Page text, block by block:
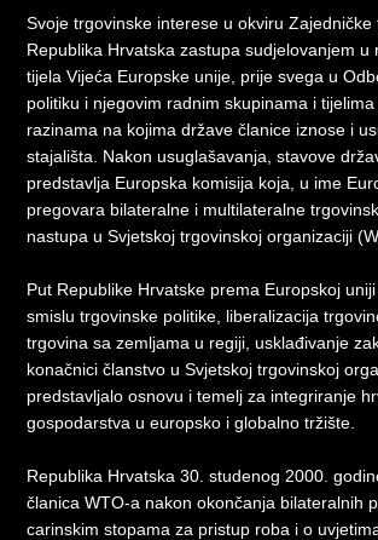
Svoje trgovinske interese u okviru
Republika Hrvatska zastupa sudjelovanjem u
tijela Vijeća Europske unije, prije svega u
politiku i njegovim radnim skupinama i
razinama na kojima države članice iznose i
stajališta. Nakon usuglašavanja, stavove
predstavlja Europska komisija koja, u ime
pregovara bilateralne i multilateralne
nastupa u Svjetskoj trgovinskoj organizaciji
Put Republike Hrvatske prema Europskoj
smislu trgovinske politike, liberalizacija
trgovina sa zemljama u regiji, usklađivanje
konačnici članstvo u Svjetskoj trgovinskoj
predstavljalo osnovu i temelj za integriranje
gospodarstva u europsko i globalno tržište.
Republika Hrvatska 30. studenog 2000.
članica WTO-a nakon okončanja bilateralnih
carinskim stopama za pristup roba i o